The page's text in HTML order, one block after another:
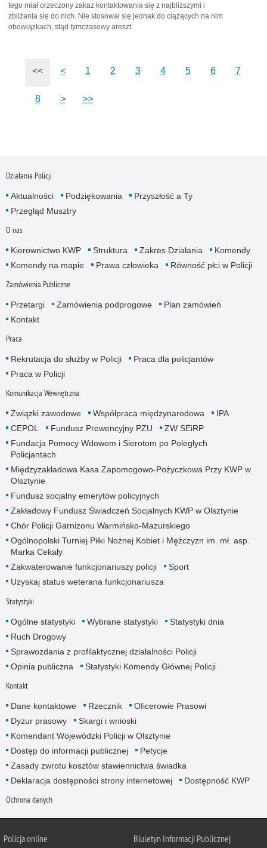
tego miał orzeczony zakaz kontaktowania się z najbliższymi i
zbliżania się do nich. Nie stosował się jednak do ciążących na nim
obowiązkach, stąd tymczasowy areszt.
<< < 1 2 3 4 5 6 7
8 > >>
Działania Policji
Aktualności Podziękowania
Przyszłość a Ty
Przegląd Musztry
O nas
Kierownictwo KWP Struktura Zakres Działania
Komendy
Komendy na mapie
Prawa człowieka Równość płci w Policji
Zamówienia Publiczne
Przetargi Zamówienia podprogowe
Plan zamówień
Kontakt
Praca
Rekrutacja do służby w Policji
Praca dla policjantów
Praca w Policji
Komunikacja Wewnętrzna
Związki zawodowe Współpraca międzynarodowa
IPA
CEPOL
Fundusz Prewencyjny PZU
ZW SEiRP
Fundacja Pomocy Wdowom i Sierotom po Poległych
Policjantach
Międzyzakładowa Kasa Zapomogowo-Pożyczkowa Przy KWP w
Olsztynie
Fundusz socjalny emerytów policyjnych
Zakładowy Fundusz Świadczeń Socjalnych KWP w Olsztynie
Chór Policji Garnizonu Warmińsko-Mazurskiego
Ogólnopolski Turniej Piłki Nożnej Kobiet i Mężczyzn im. mł. asp.
Marka Cekały
Zakwaterowanie funkcjonariuszy policji
Sport
Uzyskaj status weterana funkcjonariusza
Statystyki
Ogólne statystyki Wybrane statystyki
Statystyki dnia
Ruch Drogowy
Sprawozdania z profilaktycznej działalności Policji
Opinia publiczna
Statystyki Komendy Głównej Policji
Kontakt
Dane kontaktowe Rzecznik
Oficerowie Prasowi
Dyżur prasowy
Skargi i wnioski
Komendant Wojewódzki Policji w Olsztynie
Dostęp do informacji publicznej
Petycje
Zasady zwrotu kosztów stawiennictwa świadka
Deklaracja dostępności strony internetowej
Dostępność KWP
Ochrona danych
Policja online Biuletyn Informacji Publicznej